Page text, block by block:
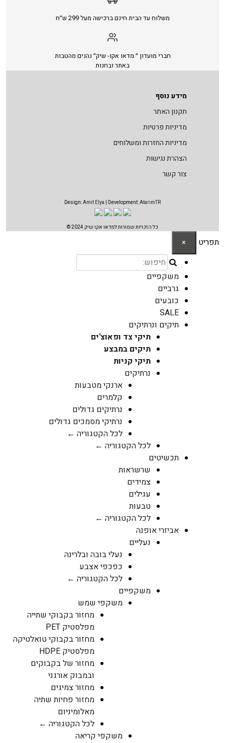
משלוח עד הבית חינם ברכישה מעל 299 ש״ח
חברי מועדון ״ מדאו אקו- שיק״ נהנים מהטבות
באתר ובחנות
מידע נוסף
תקנון האתר
מדיניות פרטיות
מדיניות החזרות ומשלוחים
הצהרת נגישות
צור קשר
Design:Amit Elya | Development:AtarimTR
כל הזכויות שמורות למדאו אקו שיק 2024 ©
תפריט ×
משקפיים
גרביים
כובעים
SALE
תיקים ונרתיקים
תיקי צד ופאוצ'ים
תיקים במבצע
תיקי קניות
נרתיקים
ארנקי מטבעות
קלמרים
נרתיקים גדולים
נרתיקי מסמכים גדולים
לכל הקטגוריה ←
לכל הקטגוריה ←
תכשיטים
שרשראות
צמידים
עגילים
טבעות
לכל הקטגוריה ←
אביזרי אופנה
נעליים
נעלי בובה ובלרינה
כפכפי אצבע
לכל הקטגוריה ←
משקפיים
משקפי שמש
מחזור בקבוקי שתייה
מפלסטיק PET
מחזור בקבוקי טואלטיקה
מפלסטיק HDPE
מחזור של בקבוקים
ובמבוק אורגני
מחזור צמיגים
מחזור פחיות שתיה
מאלומיניום
לכל הקטגוריה ←
משקפי קריאה